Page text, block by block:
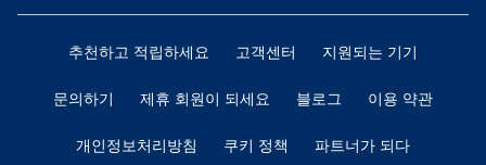
추천하고 적립하세요 고객센터 지원되는 기기
문의하기 제휴 회원이 되세요 블로그 이용 약관
개인정보처리방침 쿠키 정책 파트너가 되다